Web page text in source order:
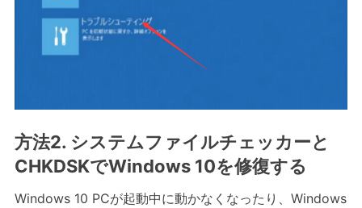
方法2. システムファイルチェッカーと
CHKDSKでWindows 10を修復する
Windows 10 PCが起動中に動かなくなったり、Windows